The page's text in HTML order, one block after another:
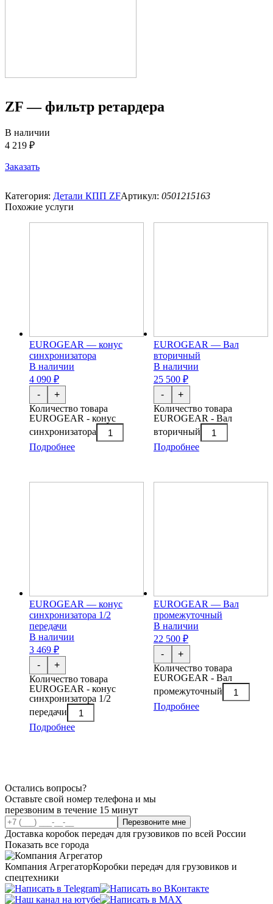
ZF — фильтр ретардера
В наличии
4 219 ₽
Заказать
Категория: Детали КПП ZFАртикул: 0501215163
Похожие услуги
EUROGEAR — конус
синхронизатора
В наличии
4 090 ₽
-
Количество товара
EUROGEAR - конус
синхронизатора
+
Подробнее
EUROGEAR — Вал
вторичный
В наличии
25 500 ₽
-
Количество товара
EUROGEAR - Вал
вторичный
+
Подробнее
EUROGEAR — конус
синхронизатора 1/2
передачи
В наличии
3 469 ₽
-
Количество товара
EUROGEAR - конус
синхронизатора 1/2
передачи
+
Подробнее
EUROGEAR — Вал
промежуточный
В наличии
22 500 ₽
-
Количество товара
EUROGEAR - Вал
промежуточный
+
Подробнее
Остались вопросы?
Оставьте свой номер телефона и мы
перезвоним в течение 15 минут
Перезвоните мне
Доставка коробок передач для грузовиков по всей России
Показать все города
Компания АгрегаторКоробки передач для грузовиков и
спецтехники